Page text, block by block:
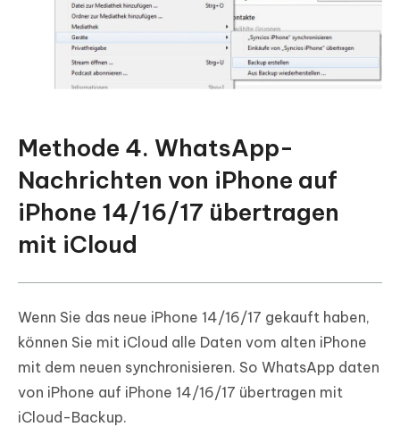
Methode 4. WhatsApp-
Nachrichten von iPhone auf
iPhone 14/16/17 übertragen
mit iCloud
Wenn Sie das neue iPhone 14/16/17 gekauft haben,
können Sie mit iCloud alle Daten vom alten iPhone
mit dem neuen synchronisieren. So WhatsApp daten
von iPhone auf iPhone 14/16/17 übertragen mit
iCloud-Backup.